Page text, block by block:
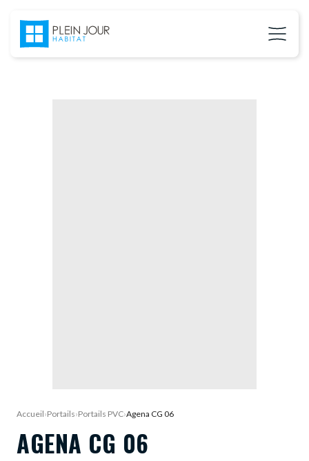
Accueil›Portails›Portails PVC›Agena CG 06
AGENA CG 06